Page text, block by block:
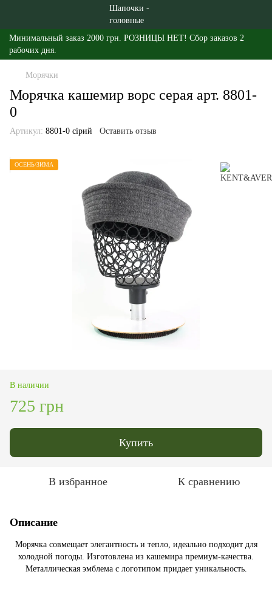
Минимальный заказ 2000 грн. РОЗНИЦЫ НЕТ! Сбор заказов 2
рабочих дня.
Морячки
Морячка кашемир ворс серая арт. 8801-
0
Артикул: 8801-0 сірий Оставить отзыв
ОСЕНЬ/ЗИМА
В наличии
725 грн
Купить
В избранное К сравнению
Описание
Морячка совмещает элегантность и тепло, идеально подходит для
холодной погоды. Изготовлена ​​из кашемира премиум-качества.
Металлическая эмблема с логотипом придает уникальность.